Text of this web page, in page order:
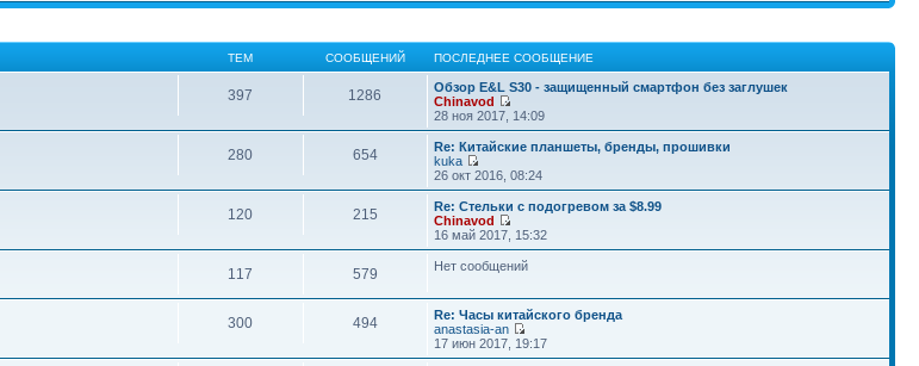
ТЕМ СООБЩЕНИЙ ПОСЛЕДНЕЕ СООБЩЕНИЕ
397 1286
Обзор E&L S30 - защищенный смартфон без заглушек
Chinavod
28 ноя 2017, 14:09
280 654
Re: Китайские планшеты, бренды, прошивки
kuka
26 окт 2016, 08:24
120 215
Re: Стельки с подогревом за $8.99
Chinavod
16 май 2017, 15:32
117 579 Нет сообщений
300 494
Re: Часы китайского бренда
anastasia-an
17 июн 2017, 19:17